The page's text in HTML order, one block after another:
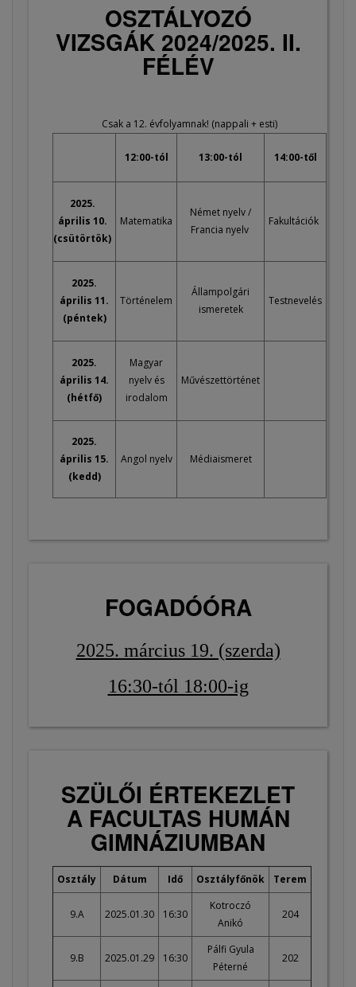
OSZTÁLYOZÓ
VIZSGÁK 2024/2025. II.
FÉLÉV
Csak a 12. évfolyamnak! (nappali + esti)
12:00-tól 13:00-tól 14:00-től
2025.
április 10.
(csütörtök)
Matematika
Német nyelv /
Francia nyelv
Fakultációk
2025.
április 11.
(péntek)
Történelem
Állampolgári
ismeretek
Testnevelés
2025.
április 14.
(hétfő)
Magyar
nyelv és
irodalom
Művészettörténet
2025.
április 15.
(kedd)
Angol nyelv Médiaismeret
FOGADÓÓRA
2025. március 19. (szerda)
16:30-tól 18:00-ig
SZÜLŐI ÉRTEKEZLET
A FACULTAS HUMÁN
GIMNÁZIUMBAN
Osztály Dátum Idő Osztályfőnök Terem
9.A 2025.01.30 16:30
Kotroczó
Anikó
204
9.B 2025.01.29 16:30
Pálfi Gyula
Péterné
202